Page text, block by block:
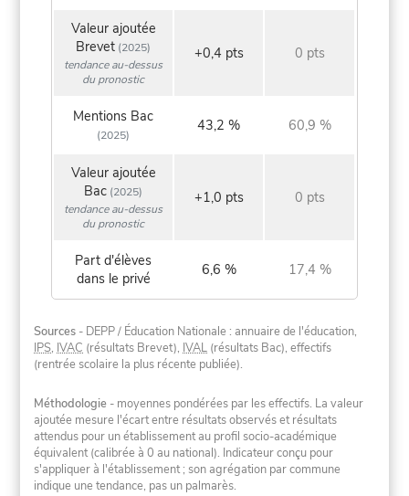
Valeur ajoutée
Brevet (2025)
tendance au-dessus
du pronostic
+0,4 pts 0 pts
Mentions Bac
(2025)
43,2 % 60,9 %
Valeur ajoutée
Bac (2025)
tendance au-dessus
du pronostic
+1,0 pts 0 pts
Part d'élèves
dans le privé
6,6 % 17,4 %
Sources - DEPP / Éducation Nationale : annuaire de l'éducation,
IPS, IVAC (résultats Brevet), IVAL (résultats Bac), effectifs
(rentrée scolaire la plus récente publiée).
Méthodologie - moyennes pondérées par les effectifs. La valeur
ajoutée mesure l'écart entre résultats observés et résultats
attendus pour un établissement au profil socio-académique
équivalent (calibrée à 0 au national). Indicateur conçu pour
s'appliquer à l'établissement ; son agrégation par commune
indique une tendance, pas un palmarès.